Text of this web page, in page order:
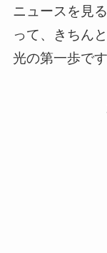
ニュースを見
って、きちん
光の第一歩です